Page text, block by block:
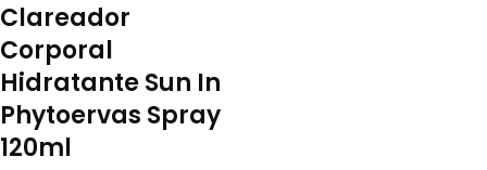
Clareador
Corporal
Hidratante Sun In
Phytoervas Spray
120ml